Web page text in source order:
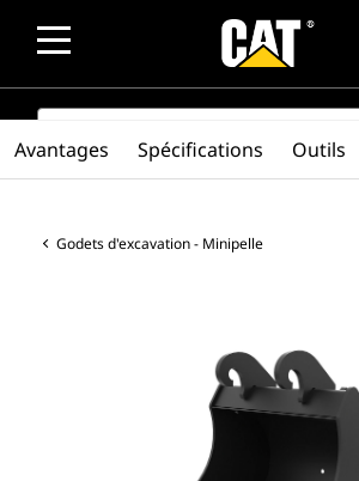
SEARCH
Godets d'excavation - Minipelle
Avantages Spécifications Outils